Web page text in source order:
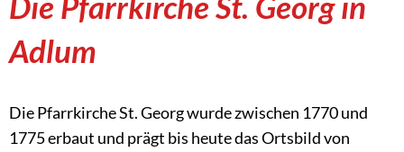
Georg
Adlum
Die Pfarrkirche St. Georg wurde zwischen 1770 und
1775 erbaut und prägt bis heute das Ortsbild von